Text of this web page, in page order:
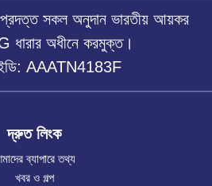
প্রদত্ত সকল অনুদান ভারতীয় আয়কর
ধারার অধীনে করমুক্ত।
AAATN4183F
দ্রুত লিংক
ব্যাপারে তথ্য
খবর ও গল্প